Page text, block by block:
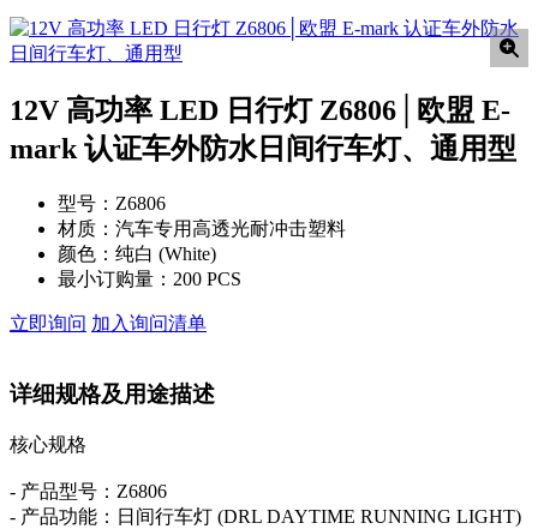
12V 高功率 LED 日行灯 Z6806│欧盟 E-
mark 认证车外防水日间行车灯、通用型
型号： Z6806
材质： 汽车专用高透光耐冲击塑料
颜色： 纯白 (White)
最小订购量： 200 PCS
立即询问 加入询问清单
详细规格及用途描述
核心规格
- 产品型号：Z6806
- 产品功能：日间行车灯 (DRL DAYTIME RUNNING LIGHT)